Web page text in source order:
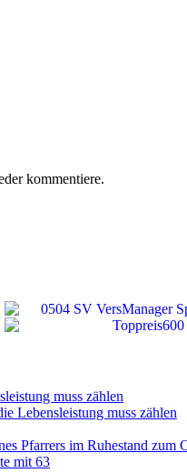
kommentiere.
muss zählen
Lebensleistung muss zählen
Pfarrers im Ruhestand zum
mit 63